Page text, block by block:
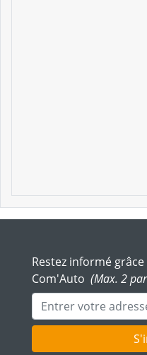
Restez informé
Com'Auto (Max. 2
Adresse mail